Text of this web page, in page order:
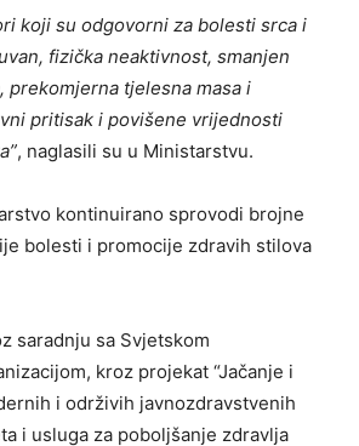
koji su odgovorni za bolesti srca i
fizička neaktivnost, smanjen
prekomjerna tjelesna masa i
pritisak i povišene vrijednosti
, naglasili su u Ministarstvu.
kontinuirano sprovodi brojne
bolesti i promocije zdravih stilova
saradnju sa Svjetskom
kroz projekat “Jačanje i
i održivih javnozdravstvenih
i usluga za poboljšanje zdravlja